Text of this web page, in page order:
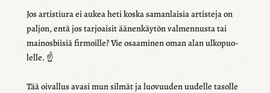
Jos artis­tiura ei aukea heti koska saman­lai­sia artis­teja on
paljon, entä jos tarjoai­sit äänen­käy­tön valmen­nusta tai
mainos­bii­siä firmoille? Vie osaa­mi­nen oman alan ulko­puo­
lelle. ☝️
Tää oival­lus avasi mun silmät ja luovuu­den uudelle tasolle